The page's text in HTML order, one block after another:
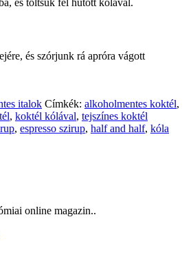
és szórjunk rá apróra vágott
italok Címkék: alkoholmentes koktél,
, koktél kólával, tejszínes koktél
, espresso szirup, half and half, kóla
online magazin..